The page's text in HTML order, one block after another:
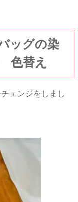
ッグの染
色替え
ェンジをしまし